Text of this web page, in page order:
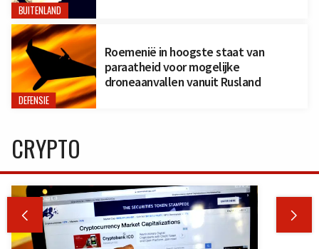
BUITENLAND
DEFENSIE
Roemenië in hoogste staat van
paraatheid voor mogelijke
droneaanvallen vanuit Rusland
CRYPTO
 